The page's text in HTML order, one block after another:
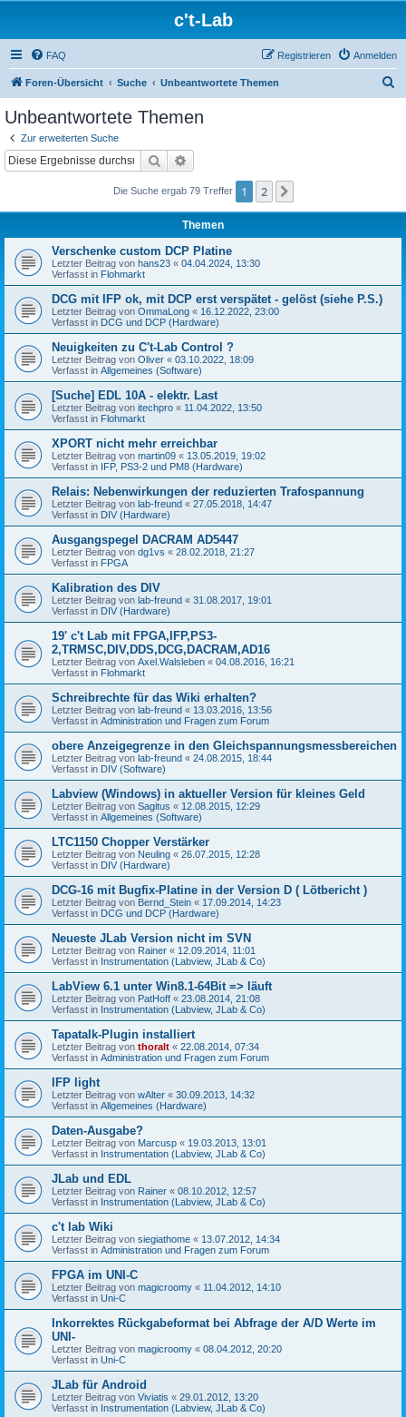
c't-Lab
FAQ Anmelden
Registrieren
Foren-Übersicht Suche Unbeantwortete Themen
Unbeantwortete Themen
Zur erweiterten Suche
Suche
Die Suche ergab 79 Treffer 1 2
Themen
Verschenke custom DCP Platine
Letzter Beitrag von hans23 « 04.04.2024, 13:30
Verfasst in Flohmarkt
DCG mit IFP ok, mit DCP erst verspätet - gelöst (siehe P.S.)
Letzter Beitrag von OmmaLong « 16.12.2022, 23:00
Verfasst in DCG und DCP (Hardware)
Neuigkeiten zu C't-Lab Control ?
Letzter Beitrag von Oliver « 03.10.2022, 18:09
Verfasst in Allgemeines (Software)
[Suche] EDL 10A - elektr. Last
Letzter Beitrag von itechpro « 11.04.2022, 13:50
Verfasst in Flohmarkt
XPORT nicht mehr erreichbar
Letzter Beitrag von martin09 « 13.05.2019, 19:02
Verfasst in IFP, PS3-2 und PM8 (Hardware)
Relais: Nebenwirkungen der reduzierten Trafospannung
Letzter Beitrag von lab-freund « 27.05.2018, 14:47
Verfasst in DIV (Hardware)
Ausgangspegel DACRAM AD5447
Letzter Beitrag von dg1vs « 28.02.2018, 21:27
Verfasst in FPGA
Kalibration des DIV
Letzter Beitrag von lab-freund « 31.08.2017, 19:01
Verfasst in DIV (Hardware)
19' c't Lab mit FPGA,IFP,PS3-
2,TRMSC,DIV,DDS,DCG,DACRAM,AD16
Letzter Beitrag von Axel.Walsleben « 04.08.2016, 16:21
Verfasst in Flohmarkt
Schreibrechte für das Wiki erhalten?
Letzter Beitrag von lab-freund « 13.03.2016, 13:56
Verfasst in Administration und Fragen zum Forum
obere Anzeigegrenze in den Gleichspannungsmessbereichen
Letzter Beitrag von lab-freund « 24.08.2015, 18:44
Verfasst in DIV (Software)
Labview (Windows) in aktueller Version für kleines Geld
Letzter Beitrag von Sagitus « 12.08.2015, 12:29
Verfasst in Allgemeines (Software)
LTC1150 Chopper Verstärker
Letzter Beitrag von Neuling « 26.07.2015, 12:28
Verfasst in DIV (Hardware)
DCG-16 mit Bugfix-Platine in der Version D ( Lötbericht )
Letzter Beitrag von Bernd_Stein « 17.09.2014, 14:23
Verfasst in DCG und DCP (Hardware)
Neueste JLab Version nicht im SVN
Letzter Beitrag von Rainer « 12.09.2014, 11:01
Verfasst in Instrumentation (Labview, JLab & Co)
LabView 6.1 unter Win8.1-64Bit => läuft
Letzter Beitrag von PatHoff « 23.08.2014, 21:08
Verfasst in Instrumentation (Labview, JLab & Co)
Tapatalk-Plugin installiert
Letzter Beitrag von thoralt « 22.08.2014, 07:34
Verfasst in Administration und Fragen zum Forum
IFP light
Letzter Beitrag von wAlter « 30.09.2013, 14:32
Verfasst in Allgemeines (Hardware)
Daten-Ausgabe?
Letzter Beitrag von Marcusp « 19.03.2013, 13:01
Verfasst in Instrumentation (Labview, JLab & Co)
JLab und EDL
Letzter Beitrag von Rainer « 08.10.2012, 12:57
Verfasst in Instrumentation (Labview, JLab & Co)
c't lab Wiki
Letzter Beitrag von siegiathome « 13.07.2012, 14:34
Verfasst in Administration und Fragen zum Forum
FPGA im UNI-C
Letzter Beitrag von magicroomy « 11.04.2012, 14:10
Verfasst in Uni-C
Inkorrektes Rückgabeformat bei Abfrage der A/D Werte im
UNI-
Letzter Beitrag von magicroomy « 08.04.2012, 20:20
Verfasst in Uni-C
JLab für Android
Letzter Beitrag von Viviatis « 29.01.2012, 13:20
Verfasst in Instrumentation (Labview, JLab & Co)